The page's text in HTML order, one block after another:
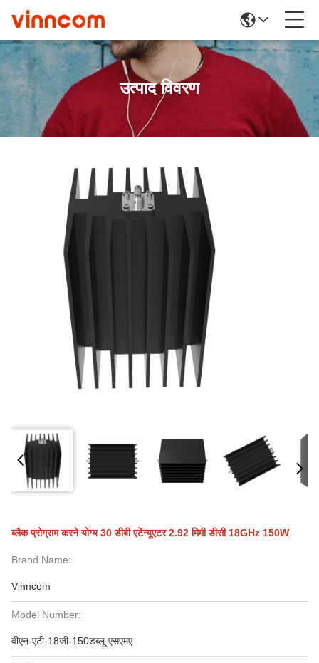
उत्पाद विवरण
ब्लैक प्रोग्राम करने योग्य 30 डीबी एटेंन्यूएटर 2.92 मिमी डीसी 18GHz 150W
Brand Name:
Vinncom
Model Number:
वीएन-एटी-18जी-150डब्लू-एसएमए